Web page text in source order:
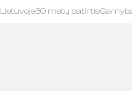
·30 metų patirtis·